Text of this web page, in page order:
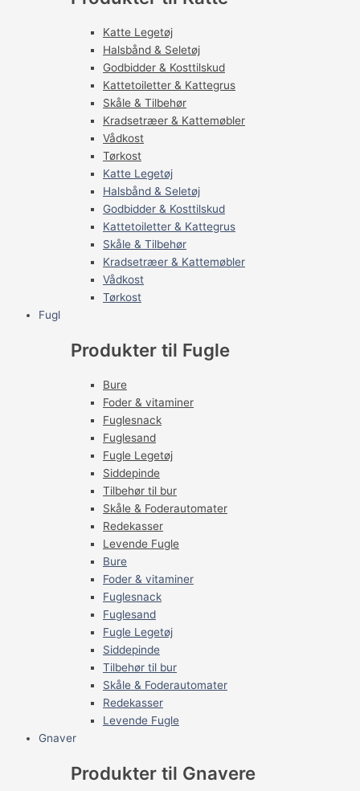
Katte Legetøj
Halsbånd & Seletøj
Godbidder & Kosttilskud
Kattetoiletter & Kattegrus
Skåle & Tilbehør
Kradsetræer & Kattemøbler
Vådkost
Tørkost
Katte Legetøj
Halsbånd & Seletøj
Godbidder & Kosttilskud
Kattetoiletter & Kattegrus
Skåle & Tilbehør
Kradsetræer & Kattemøbler
Vådkost
Tørkost
Fugl
Produkter til Fugle
Bure
Foder & vitaminer
Fuglesnack
Fuglesand
Fugle Legetøj
Siddepinde
Tilbehør til bur
Skåle & Foderautomater
Redekasser
Levende Fugle
Bure
Foder & vitaminer
Fuglesnack
Fuglesand
Fugle Legetøj
Siddepinde
Tilbehør til bur
Skåle & Foderautomater
Redekasser
Levende Fugle
Gnaver
Produkter til Gnavere